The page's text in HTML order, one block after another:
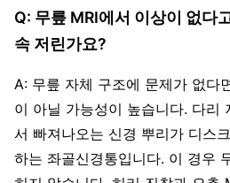
Q: 무릎 MRI에서 이상이 없다
속 저린가요?
A: 무릎 자체 구조에 문제가 없다
이 아닐 가능성이 높습니다. 다리
서 빠져나오는 신경 뿌리가 디스
하는 좌골신경통입니다. 이 경우